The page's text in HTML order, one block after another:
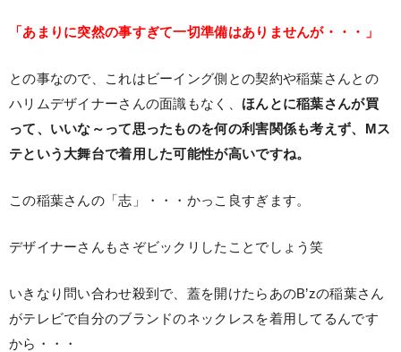
「あまりに突然の事すぎて一切準備はありませんが・・・」
との事なので、これはビーイング側との契約や稲葉さんとの
ハリムデザイナーさんの面識もなく、 ほんとに稲葉さんが買
って、いいな～って思ったものを何の利害関係も考えず、Mス
テという大舞台で着用した可能性が高いですね。
この稲葉さんの「志」・・・かっこ良すぎます。
デザイナーさんもさぞビックリしたことでしょう笑
いきなり問い合わせ殺到で、蓋を開けたらあのB’zの稲葉さん
がテレビで自分のブランドのネックレスを着用してるんです
から・・・